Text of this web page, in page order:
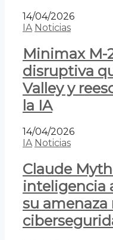
14/04/2026
IA Noticias
Minimax M-
disruptiva
Valley y
la IA
14/04/2026
IA Noticias
Claude
inteligencia
su amenaza